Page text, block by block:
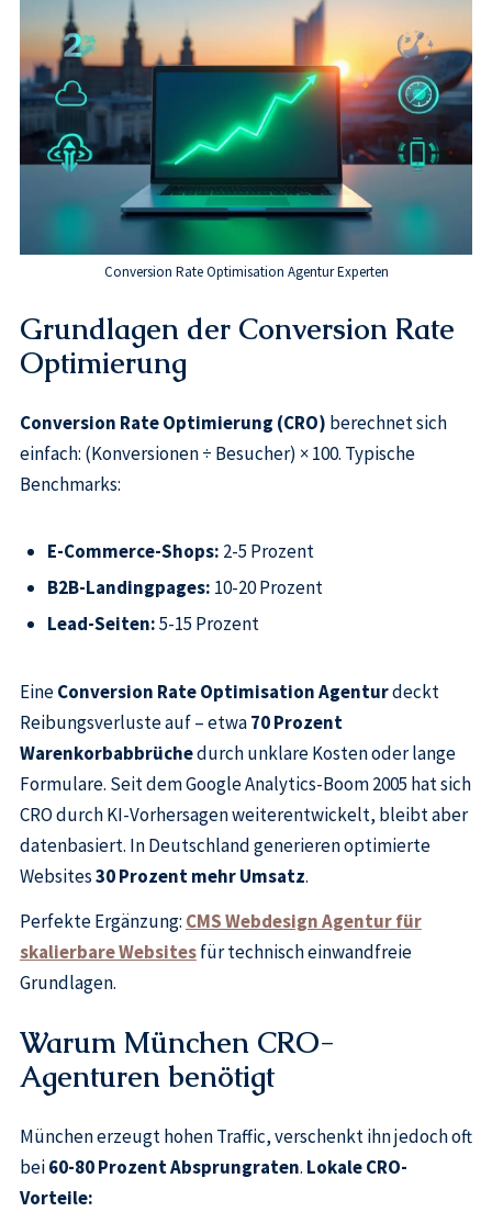
Conversion Rate Optimisation Agentur Experten
Grundlagen der Conversion Rate
Optimierung
Conversion Rate Optimierung (CRO) berechnet sich
einfach: (Konversionen ÷ Besucher) × 100. Typische
Benchmarks:
E-Commerce-Shops: 2-5 Prozent
B2B-Landingpages: 10-20 Prozent
Lead-Seiten:5-15 Prozent
EineConversion Rate Optimisation Agenturdeckt
Reibungsverluste auf – etwa70 Prozent
Warenkorbabbrüchedurch unklare Kosten oder lange
Formulare. Seit dem Google Analytics-Boom 2005 hat sich
CRO durch KI-Vorhersagen weiterentwickelt, bleibt aber
datenbasiert. In Deutschland generieren optimierte
Websites30 Prozent mehr Umsatz.
Perfekte Ergänzung: CMS Webdesign Agentur für
skalierbare Websitesfür technisch einwandfreie
Grundlagen.
Warum München CRO-
Agenturen benötigt
München erzeugt hohen Traffic, verschenkt ihn jedoch oft
bei60-80 Prozent Absprungraten. Lokale CRO-
Vorteile: